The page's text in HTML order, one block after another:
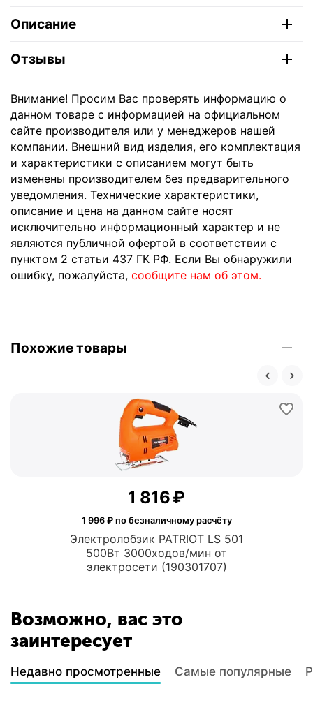
Описание
Отзывы
Внимание! Просим Вас проверять информацию о
данном товаре с информацией на официальном
сайте производителя или у менеджеров нашей
компании. Внешний вид изделия, его комплектация
и характеристики с описанием могут быть
изменены производителем без предварительного
уведомления. Технические характеристики,
описание и цена на данном сайте носят
исключительно информационный характер и не
являются публичной офертой в соответствии с
пунктом 2 статьи 437 ГК РФ. Если Вы обнаружили
ошибку, пожалуйста, сообщите нам об этом.
Похожие товары
Электролобзик PATRIOT LS 501
500Вт 3000ходов/мин от
электросети (190301707)
1 816₽
1 996₽ по безналичному расчёту
Возможно, вас это
заинтересует
Недавно просмотренные Самые популярные